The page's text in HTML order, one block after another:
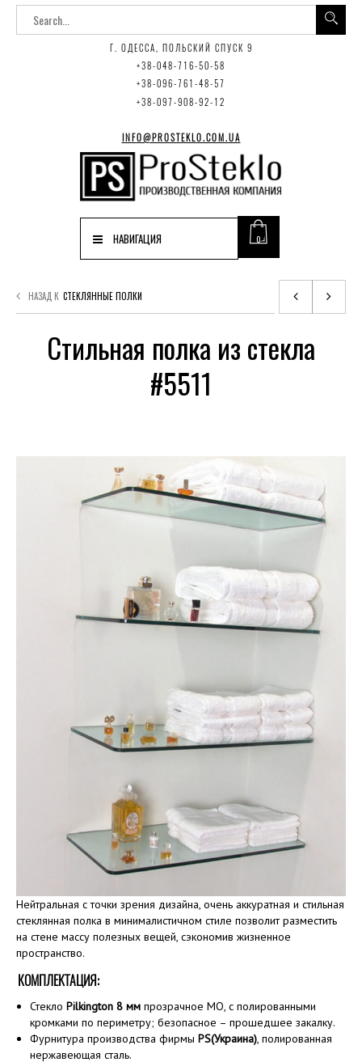
Г. ОДЕССА, ПОЛЬСКИЙ СПУСК 9
+38-048-716-50-58
+38-096-761-48-57
+38-097-908-92-12
INFO@PROSTEKLO.COM.UA
0
НАВИГАЦИЯ
НАЗАД К СТЕКЛЯННЫЕ ПОЛКИ
Стильная полка из стекла
#5511
Нейтральная с точки зрения дизайна, очень аккуратная и стильная
стеклянная полка в минималистичном стиле позволит разместить
на стене массу полезных вещей, сэкономив жизненное
пространство.
КОМПЛЕКТАЦИЯ:
Стекло Pilkington 8 мм прозрачное MO, с полированными
кромками по периметру; безопасное – прошедшее закалку.
Фурнитура производства фирмы PS(Украина), полированная
нержавеющая сталь.